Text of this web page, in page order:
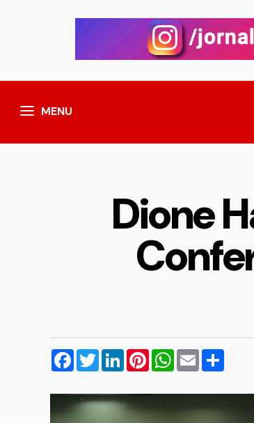
MENU
Dione
Facebook
TwitterLinkedInPinterestWhatsApp
Email